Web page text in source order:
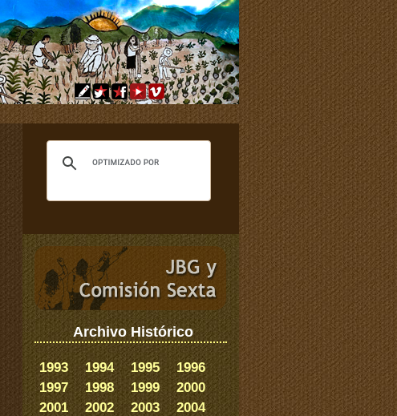
Archivo Histórico
1993 1994 1995
1996
1997
1998 1999
2000
2001
2002 2003
2004